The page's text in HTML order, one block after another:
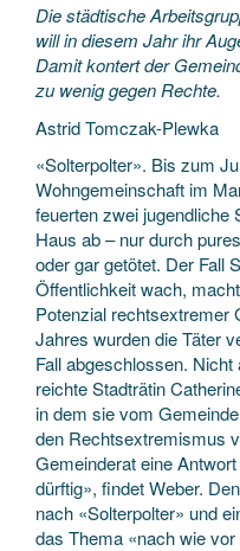
Die städtische
will in diesem Jahr ihr
Damit kontert der
zu wenig gegen Rechte.
Astrid Tomczak-Plewka
«Solterpolter». Bis zum
Wohngemeinschaft im
feuerten zwei jugendliche
Haus ab – nur durch
oder gar getötet. Der Fall
Öffentlichkeit wach,
Potenzial rechtsextremer
Jahres wurden die Täter
Fall abgeschlossen.
reichte Stadträtin
in dem sie vom
den Rechtsextremismus
Gemeinderat eine
dürftig», findet Weber.
nach «Solterpolter» und
das Thema «nach wie vor